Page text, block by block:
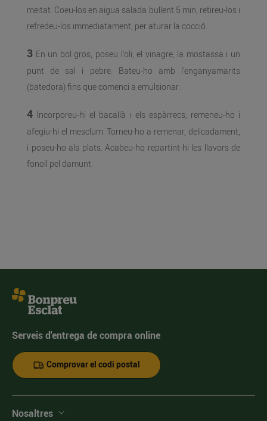
meitat. Coeu-los en aigua salada bullent 5 min, retireu-los i
refredeu-los immediatament, per aturar la cocció.
3 En un bol gros, poseu l’oli, el vinagre, la mostassa i un
punt de sal i pebre. Bateu-ho amb l’enganyamarits
(batedora) fins que comenci a emulsionar.
4 Incorporeu-hi el bacallà i els espàrrecs, remeneu-ho i
afegiu-hi el mesclum. Torneu-ho a remenar, delicadament,
i poseu-ho als plats. Acabeu-ho repartint-hi les llavors de
fonoll pel damunt.
Serveis d'entrega de compra online
Comprovar el codi postal
Nosaltres